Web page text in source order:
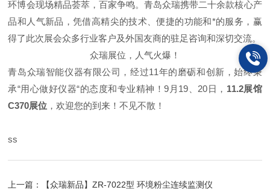
环博会现场精品荟萃，百家争鸣。青岛众瑞携带二十余款核心产
品和人气新品，凭借高精尖的技术、便捷的功能和*的服务，赢
得了此次展会众多行业客户及外国友商的驻足咨询和深切交流。
众瑞展位，人气火爆！
青岛众瑞智能仪器有限公司，经过11年的磨砺和创新，始终秉
承“用心做好仪器“的态度和专业精神！9月19、20日， 11.2展馆
C370展位 ，欢迎您的到来！不见不散！
ss
上一篇： 【众瑞新品】ZR-7022型 环境粉尘连续监测仪